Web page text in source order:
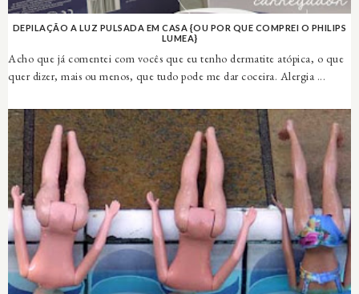
DEPILAÇÃO A LUZ PULSADA EM CASA {OU POR QUE COMPREI O PHILIPS
LUMEA}
Acho que já comentei com vocês que eu tenho dermatite atópica, o que
quer dizer, mais ou menos, que tudo pode me dar coceira. Alergia ...